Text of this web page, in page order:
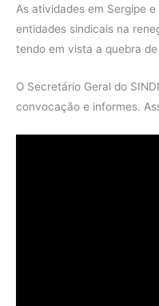
As atividades em Sergipe
entidades sindicais na
tendo em vista a quebra
O Secretário Geral do
convocação e informes.